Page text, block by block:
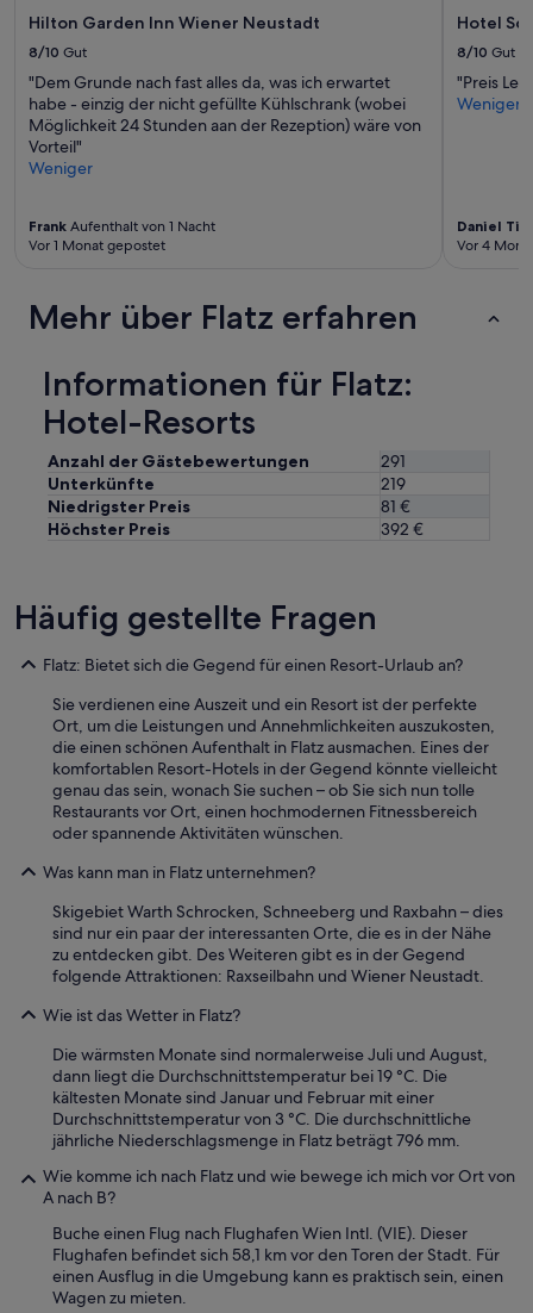
gelten.
Hilton Garden Inn Wiener Neustadt
8/10 Gut
"Dem Grunde nach fast alles da, was ich erwartet
habe - einzig der nicht gefüllte Kühlschrank (wobei
Möglichkeit 24 Stunden aan der Rezeption) wäre von
Vorteil"
Weniger
Frank Aufenthalt von 1 Nacht
Vor 1 Monat gepostet
Hotel
8/10 Gut
"Preis
Weniger
Daniel
Vor 4
Mehr über Flatz erfahren
Informationen für Flatz:
Hotel-Resorts
Anzahl der Gästebewertungen
291
Unterkünfte
219
Niedrigster Preis
81 €
Höchster Preis
392 €
Häufig gestellte Fragen
Flatz: Bietet sich die Gegend für einen Resort-Urlaub an?
Sie verdienen eine Auszeit und ein Resort ist der perfekte
Ort, um die Leistungen und Annehmlichkeiten auszukosten,
die einen schönen Aufenthalt in Flatz ausmachen. Eines der
komfortablen Resort-Hotels in der Gegend könnte vielleicht
genau das sein, wonach Sie suchen – ob Sie sich nun tolle
Restaurants vor Ort, einen hochmodernen Fitnessbereich
oder spannende Aktivitäten wünschen.
Was kann man in Flatz unternehmen?
Skigebiet Warth Schrocken, Schneeberg und Raxbahn – dies
sind nur ein paar der interessanten Orte, die es in der Nähe
zu entdecken gibt. Des Weiteren gibt es in der Gegend
folgende Attraktionen: Raxseilbahn und Wiener Neustadt.
Wie ist das Wetter in Flatz?
Die wärmsten Monate sind normalerweise Juli und August,
dann liegt die Durchschnittstemperatur bei 19 °C. Die
kältesten Monate sind Januar und Februar mit einer
Durchschnittstemperatur von 3 °C. Die durchschnittliche
jährliche Niederschlagsmenge in Flatz beträgt 796 mm.
Wie komme ich nach Flatz und wie bewege ich mich vor Ort von
A nach B?
Buche einen Flug nach Flughafen Wien Intl. (VIE). Dieser
Flughafen befindet sich 58,1 km vor den Toren der Stadt. Für
einen Ausflug in die Umgebung kann es praktisch sein, einen
Wagen zu mieten.